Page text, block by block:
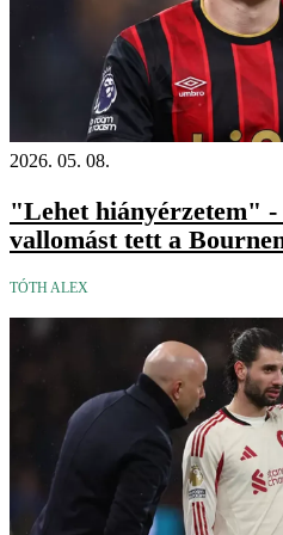
2026. 05. 08.
"Lehet hiányérzetem"
vallomást tett a
TÓTH ALEX